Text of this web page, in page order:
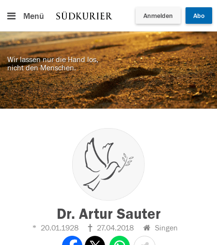
Menü Anmelden Abo
Wir lassen nur die Hand los,
nicht den Menschen.
Dr. Artur Sauter
20.01.1928 27.04.2018 Singen